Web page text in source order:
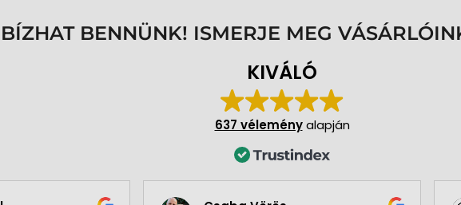
BENNÜNK! ISMERJE MEG
KIVÁLÓ
637 véleményalapján